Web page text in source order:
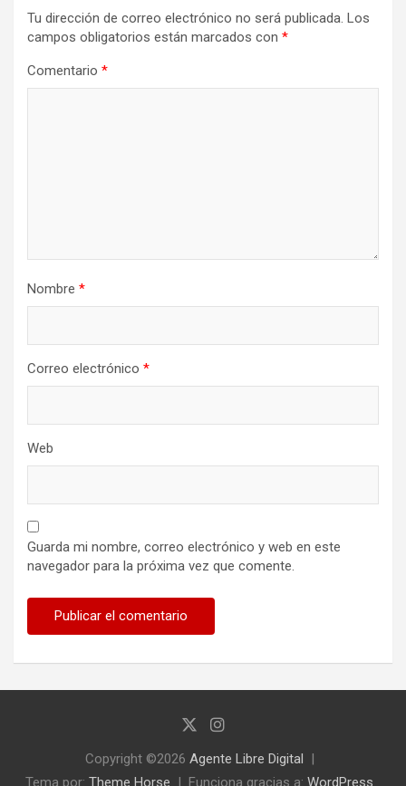
Tu dirección de correo electrónico no será publicada. Los
campos obligatorios están marcados con *
Comentario *
Nombre *
Correo electrónico *
Web
Guarda mi nombre, correo electrónico y web en este
navegador para la próxima vez que comente.
Copyright ©2026 Agente Libre Digital
Tema por: Theme Horse Funciona gracias a: WordPress